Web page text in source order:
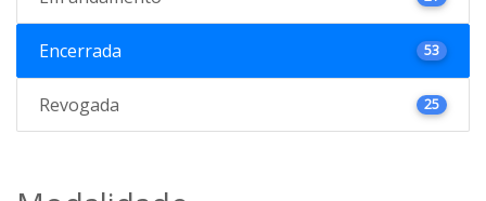
Encerrada 53
Revogada 25